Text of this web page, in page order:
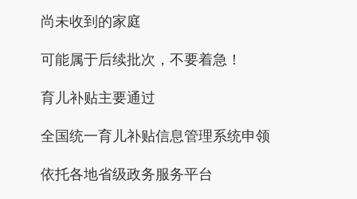
尚未收到的家庭
可能属于后续批次，不要着急！
育儿补贴主要通过
全国统一育儿补贴信息管理系统申领
依托各地省级政务服务平台